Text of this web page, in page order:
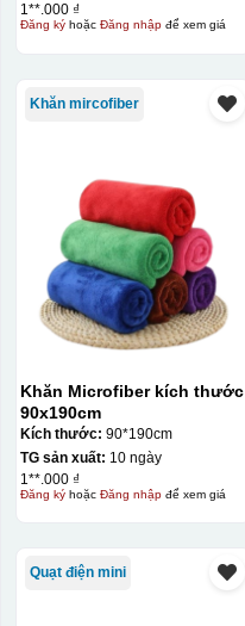
1**.000 ₫
Đăng kýhoặc Đăng nhậpđể xem giá
Khăn mircofiber
Khăn Microfiber kích thước
90x190cm
Kích thước: 90*190cm
TG sản xuất: 10 ngày
1**.000 ₫
Đăng kýhoặc Đăng nhậpđể xem giá
Quạt điện mini